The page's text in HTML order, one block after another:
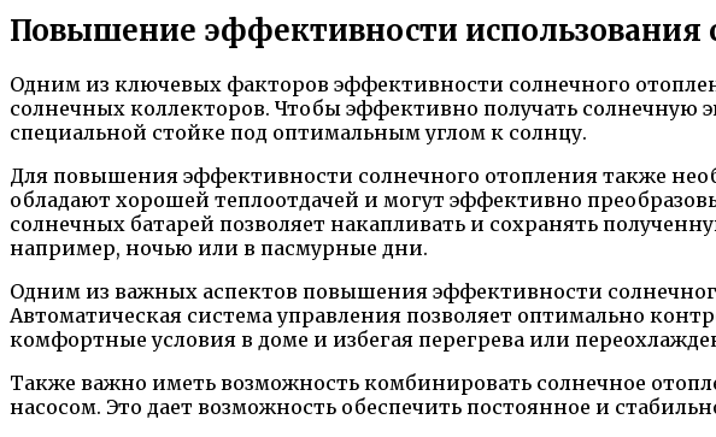
Повышение эффективности использования
Одним из ключевых факторов эффективности солнечного
солнечных коллекторов. Чтобы эффективно получать
специальной стойке под оптимальным углом к солнцу.
Для повышения эффективности солнечного отопления также
обладают хорошей теплоотдачей и могут эффективно
солнечных батарей позволяет накапливать и сохранять
например, ночью или в пасмурные дни.
Одним из важных аспектов повышения эффективности
Автоматическая система управления позволяет оптимально
комфортные условия в доме и избегая перегрева или
Также важно иметь возможность комбинировать солнечное
насосом. Это дает возможность обеспечить постоянное и